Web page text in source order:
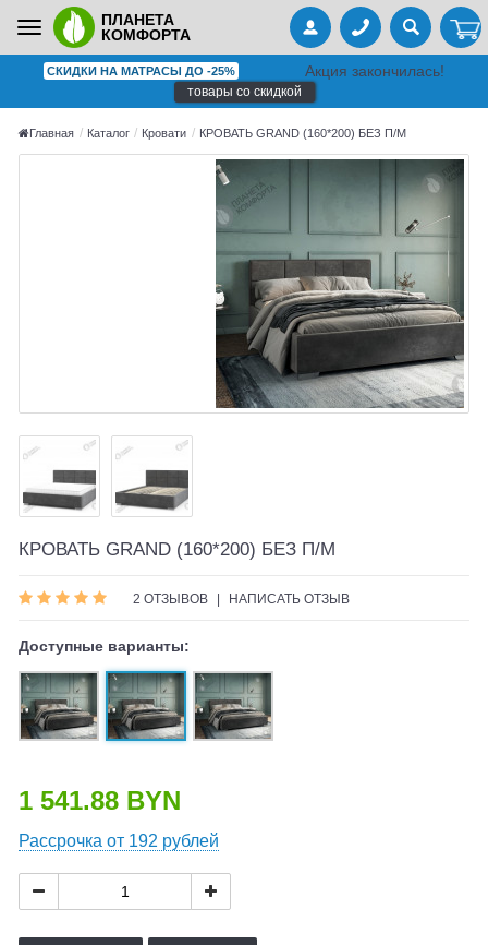
Toggle
navigation
ПЛАНЕТА
КОМФОРТА
СКИДКИ НА МАТРАСЫ ДО -25% Акция закончилась!
товары со скидкой
Главная Каталог Кровати КРОВАТЬ GRAND (160*200) БЕЗ П/М
КРОВАТЬ GRAND (160*200) БЕЗ П/М
2 ОТЗЫВОВ НАПИСАТЬ ОТЗЫВ
Доступные варианты:
1 541.88 BYN
Рассрочка от 192 рублей